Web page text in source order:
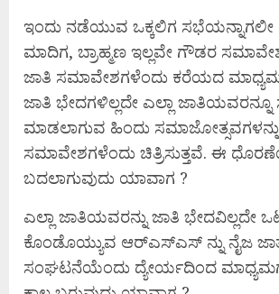
ಇಂದು ನಡೆಯುವ ಒಕ್ಕಲಿಗ
ಮಾದಿಗ, ಬ್ರಾಹ್ಮಣ ಇಲ್ಲವೇ ಗೌಡರ
ಜಾತಿ ಸಮಾವೇಶಗಳೆಂದು ಕರೆಯದ
ಜಾತಿ ಭೇದಗಳಿಲ್ಲದೇ ಎಲ್ಲಾ ಜಾತಿಯವರನ್ನೂ
ಮಾಡಲಾಗುವ ಹಿಂದು
ಸಮಾವೇಶಗಳೆಂದು ಚಿತ್ರಿಸುತ್ತವೆ. ಈ
ಬದಲಾಗುವುದು ಯಾವಾಗ ?
ಎಲ್ಲಾ ಜಾತಿಯವರನ್ನು ಜಾತಿ ಭೇದವಿಲ್ಲದೇ
ಕೊಂಡೊಯ್ಯುವ ಆರ್‌ಎಸ್‌ಎಸ್ ನ್ನು ನೈಜ
ಸಂಘಟನೆಯೆಂದು ದ್ಯೇರ್ಯದಿಂದ